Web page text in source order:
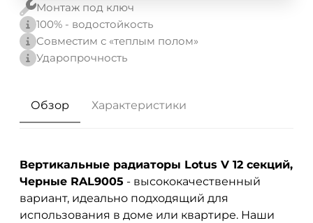
Монтаж под ключ
100% - водостойкость
Совместим с «теплым полом»
Ударопрочность
Обзор Характеристики
Вертикальные радиаторы Lotus V 12 секций,
Черные RAL9005 - высококачественный
вариант, идеально подходящий для
использования в доме или квартире. Наши